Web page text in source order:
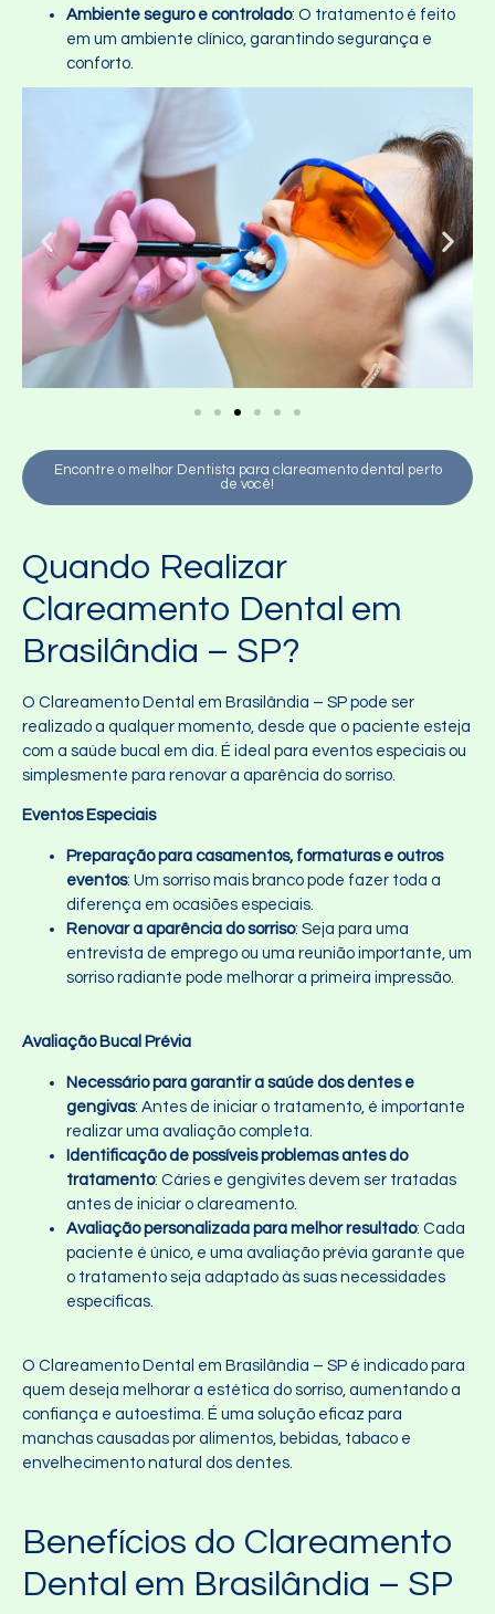
Ambiente seguro e controlado: O tratamento é feito
em um ambiente clínico, garantindo segurança e
conforto.
Encontre o melhor Dentista para clareamento dental perto
de você!
Quando Realizar
Clareamento Dental em
Brasilândia – SP?
O Clareamento Dental em Brasilândia – SP pode ser
realizado a qualquer momento, desde que o paciente esteja
com a saúde bucal em dia. É ideal para eventos especiais ou
simplesmente para renovar a aparência do sorriso.
Eventos Especiais
Preparação para casamentos, formaturas e outros
eventos: Um sorriso mais branco pode fazer toda a
diferença em ocasiões especiais.
Renovar a aparência do sorriso: Seja para uma
entrevista de emprego ou uma reunião importante, um
sorriso radiante pode melhorar a primeira impressão.
Avaliação Bucal Prévia
Necessário para garantir a saúde dos dentes e
gengivas: Antes de iniciar o tratamento, é importante
realizar uma avaliação completa.
Identificação de possíveis problemas antes do
tratamento: Cáries e gengivites devem ser tratadas
antes de iniciar o clareamento.
Avaliação personalizada para melhor resultado: Cada
paciente é único, e uma avaliação prévia garante que
o tratamento seja adaptado às suas necessidades
específicas.
O Clareamento Dental em Brasilândia – SP é indicado para
quem deseja melhorar a estética do sorriso, aumentando a
confiança e autoestima. É uma solução eficaz para
manchas causadas por alimentos, bebidas, tabaco e
envelhecimento natural dos dentes.
Benefícios do Clareamento
Dental em Brasilândia – SP